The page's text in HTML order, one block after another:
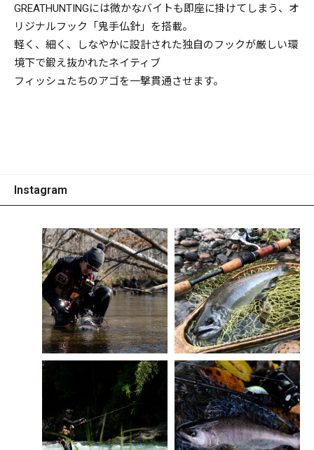
GREATHUNTINGには微かなバイトも即座に掛けてしまう、オ
リジナルフック「鬼手仏針」を搭載。
軽く、細く、しなやかに設計された独自のフックが厳しい環
境下で鍛え抜かれたネイティブ
フィッシュたちのアゴを一撃貫通させます。
Instagram